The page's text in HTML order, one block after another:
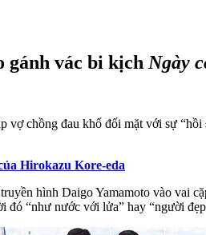
gánh vác bi kịch Ngày
chồng đau khổ đối mặt với sự “hồi
Hirokazu Kore-eda
hình Daigo Yamamoto vào vai
đó “như nước với lửa” hay “người